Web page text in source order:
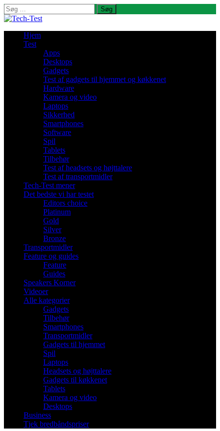
Søg
efter:
Hjem
Test
Apps
Desktops
Gadgets
Test af gadgets til hjemmet og køkkenet
Hardware
Kamera og video
Laptops
Sikkerhed
Smartphones
Software
Spil
Tablets
Tilbehør
Test af headsets og højttalere
Test af transportmidler
Tech-Test mener
Det bedste vi har testet
Editors choice
Platinum
Gold
Silver
Bronze
Transportmidler
Feature og guides
Feature
Guides
Speakers Korner
Videoer
Alle kategorier
Gadgets
Tilbehør
Smartphones
Transportmidler
Gadgets til hjemmet
Spil
Laptops
Headsets og højttalere
Gadgets til køkkenet
Tablets
Kamera og video
Desktops
Business
Tjek bredbåndspriser